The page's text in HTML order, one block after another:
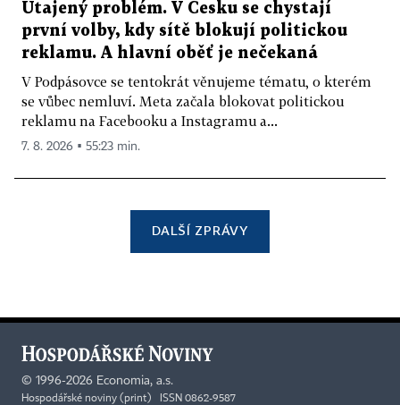
Utajený problém. V Česku se chystají
první volby, kdy sítě blokují politickou
reklamu. A hlavní oběť je nečekaná
V Podpásovce se tentokrát věnujeme tématu, o kterém
se vůbec nemluví. Meta začala blokovat politickou
reklamu na Facebooku a Instagramu a...
7. 8. 2026 ▪ 55:23 min.
DALŠÍ ZPRÁVY
© 1996-2026 Economia, a.s.
Hospodářské noviny (print) ISSN 0862-9587